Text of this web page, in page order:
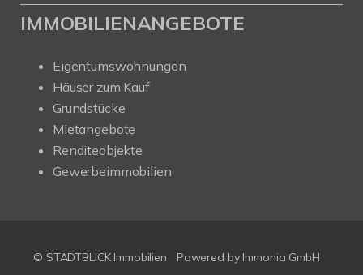
IMMOBILIENANGEBOTE
Eigentumswohnungen
Häuser zum Kauf
Grundstücke
Mietangebote
Renditeobjekte
Gewerbeimmobilien
© STADTBLICK Immobilien Powered by Immonia GmbH